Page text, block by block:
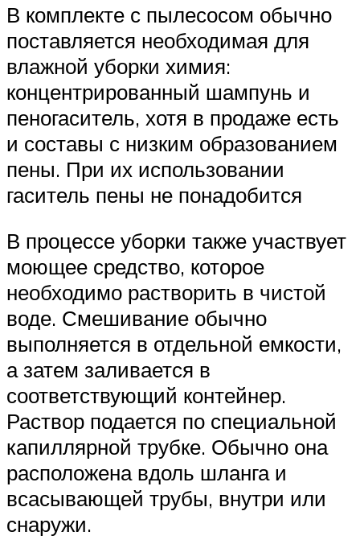
В комплекте с пылесосом обычно
поставляется необходимая для
влажной уборки химия:
концентрированный шампунь и
пеногаситель, хотя в продаже есть
и составы с низким образованием
пены. При их использовании
гаситель пены не понадобится
В процессе уборки также участвует
моющее средство, которое
необходимо растворить в чистой
воде. Смешивание обычно
выполняется в отдельной емкости,
а затем заливается в
соответствующий контейнер.
Раствор подается по специальной
капиллярной трубке. Обычно она
расположена вдоль шланга и
всасывающей трубы, внутри или
снаружи.